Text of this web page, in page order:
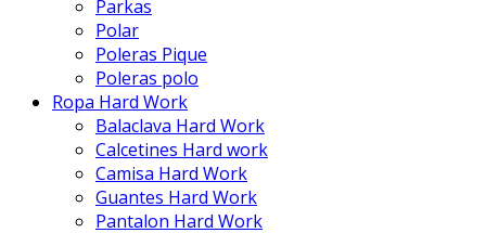
Parkas
Polar
Poleras Pique
Poleras polo
Ropa Hard Work
Balaclava Hard Work
Calcetines Hard work
Camisa Hard Work
Guantes Hard Work
Pantalon Hard Work